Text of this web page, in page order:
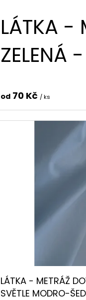
LÁTKA -
ZELENÁ
od 70 Kč / ks
LÁTKA - METRÁŽ
SVĚTLE MODRO-